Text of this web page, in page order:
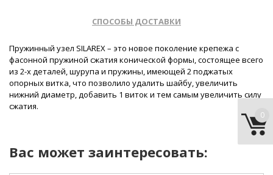
СПОСОБЫ ДОСТАВКИ
Пружинный узел SILAREX – это новое поколение крепежа с
фасонной пружиной сжатия конической формы, состоящее всего
из 2-х деталей, шурупа и пружины, имеющей 2 поджатых
опорных витка, что позволило удалить шайбу, увеличить
нижний диаметр, добавить 1 виток и тем самым увеличить силу
сжатия.
Вас может заинтересовать:
0